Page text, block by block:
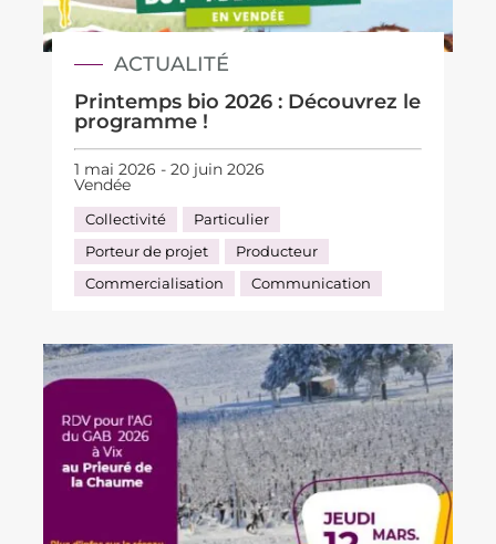
ACTUALITÉ
Printemps bio 2026 : Découvrez le
programme !
1 mai 2026 - 20 juin 2026
Vendée
Collectivité
Particulier
Porteur de projet
Producteur
Commercialisation
Communication